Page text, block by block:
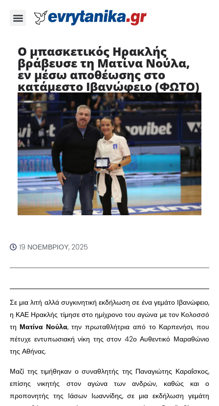
Ο μπασκετικός Ηρακλής
βράβευσε τη Ματίνα Νούλα,
εν μέσω αποθέωσης στο
κατάμεστο Ιβανώφειο (ΦΩΤΟ)
19 ΝΟΕΜΒΡΊΟΥ, 2025
Σε μια λιτή αλλά συγκινητική εκδήλωση σε ένα γεμάτο Ιβανώφειο,
η ΚΑΕ Ηρακλής τίμησε στο ημίχρονο του αγώνα με τον Κολοσσό
τη Ματίνα Νούλα, την πρωταθλήτρια από το Καρπενήσι, που
πέτυχε εντυπωσιακή νίκη της στον 42ο Αυθεντικό Μαραθώνιο
της Αθήνας.
Μαζί της τιμήθηκαν ο συναθλητής της Παναγιώτης Καραΐσκος,
επίσης νικητής στον αγώνα των ανδρών, καθώς και ο
προπονητής της Ιάσων Ιωαννίδης, σε μια εκδήλωση γεμάτη